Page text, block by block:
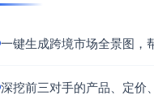
产品与功能
一键生成跨境市场全景图，
深挖前三对手的产品、定价